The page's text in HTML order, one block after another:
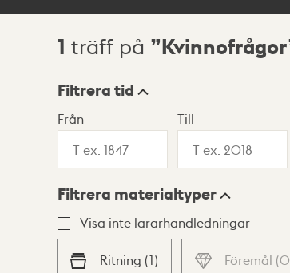
Sökresultat
1 träff på Kvinnofrågor
Visningsläge
Lista Karta
Filtrera tid
Från Till
Filtrera materialtyper
Visa inte lärarhandledningar
Ritning (1) Föremål (0